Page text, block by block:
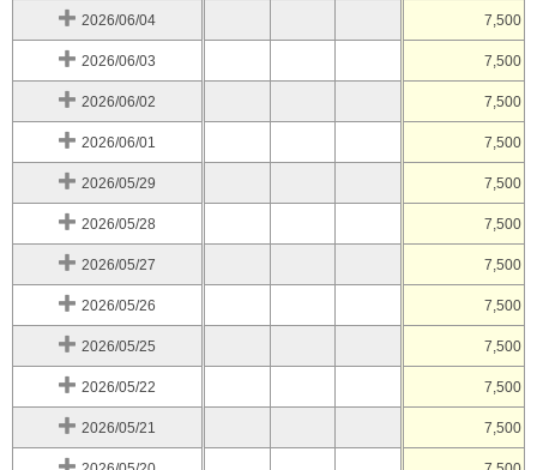
2026/06/04 7,500
2026/06/03 7,500
2026/06/02 7,500
2026/06/01 7,500
2026/05/29 7,500
2026/05/28 7,500
2026/05/27 7,500
2026/05/26 7,500
2026/05/25 7,500
2026/05/22 7,500
2026/05/21 7,500